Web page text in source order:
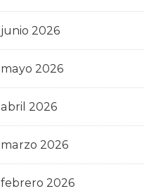
junio 2026
mayo 2026
abril 2026
marzo 2026
febrero 2026